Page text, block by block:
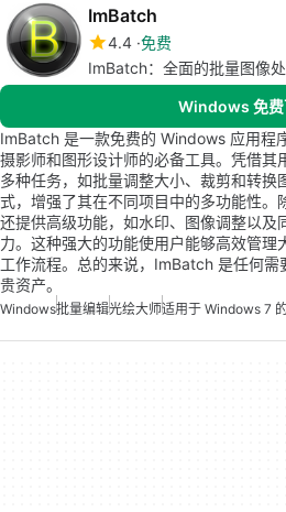
ImBatch
4.4 免费
ImBatch：全面的批量图像
Windows 免费
ImBatch 是一款免费的 Windows 应用程
摄影师和图形设计师的必备工具。凭借其
多种任务，如批量调整大小、裁剪和转换
式，增强了其在不同项目中的多功能性
还提供高级功能，如水印、图像调整以及
力。这种强大的功能使用户能够高效管理
工作流程。总的来说，ImBatch 是任何需
贵资产。
Windows批量编辑光绘大师适用于 Windows 7